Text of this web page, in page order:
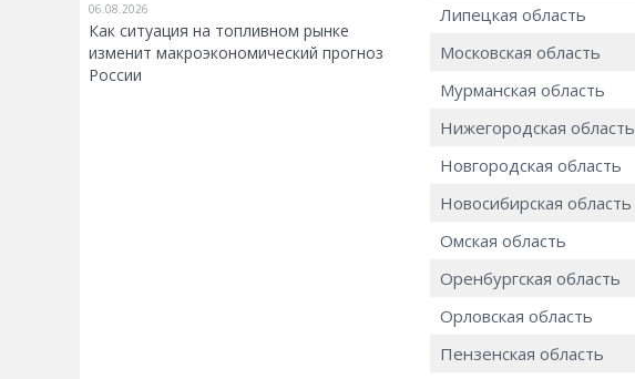
06.08.2026
Как ситуация на топливном рынке
изменит макроэкономический прогноз
России
Липецкая область
Московская область
Мурманская область
Нижегородская область
Новгородская область
Новосибирская область
Омская область
Оренбургская область
Орловская область
Пензенская область